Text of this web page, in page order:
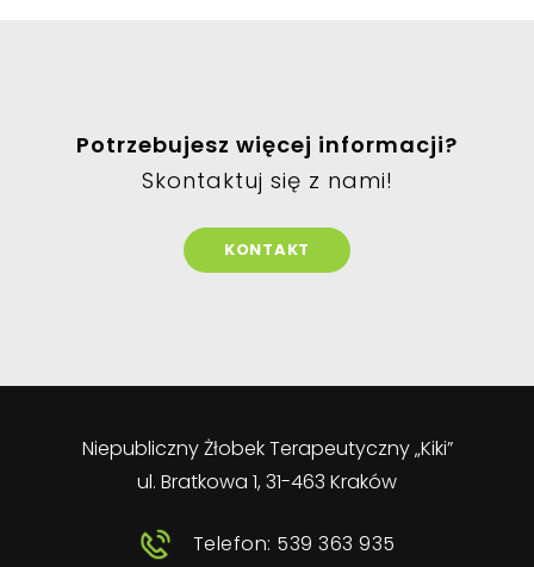
Potrzebujesz więcej informacji?
Skontaktuj się z nami!
KONTAKT
Niepubliczny Żłobek Terapeutyczny „Kiki”
ul. Bratkowa 1, 31-463 Kraków
Telefon: 539 363 935